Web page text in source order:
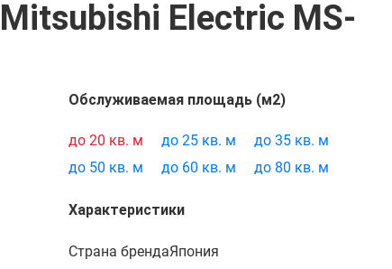
Mitsubishi Electric MS-
Обслуживаемая площадь (м2)
до 20 кв. м до 25 кв. м
до 35 кв. м
до 50 кв. м
до 60 кв. м до 80 кв. м
Характеристики
Страна брендаЯпония